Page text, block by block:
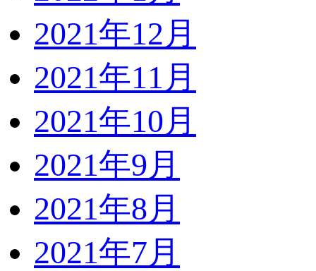
2021年12月
2021年11月
2021年10月
2021年9月
2021年8月
2021年7月